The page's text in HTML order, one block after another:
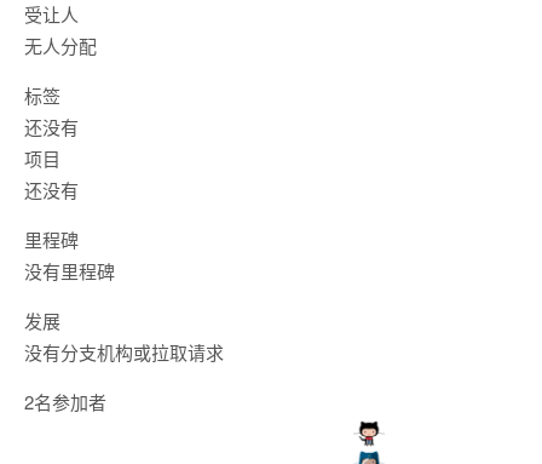
受让人
无人分配
标签
还没有
项目
还没有
里程碑
没有里程碑
发展
没有分支机构或拉取请求
2名参加者